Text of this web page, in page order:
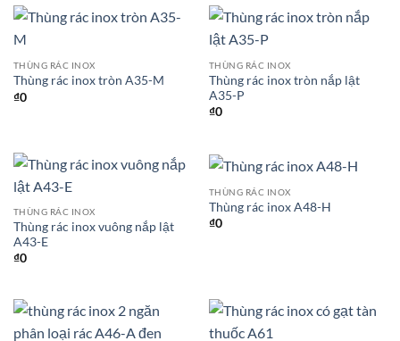
THÙNG RÁC INOX
Thùng rác inox tròn A35-M
₫0
THÙNG RÁC INOX
Thùng rác inox tròn nắp lật
A35-P
₫0
THÙNG RÁC INOX
Thùng rác inox vuông nắp lật
A43-E
₫0
THÙNG RÁC INOX
Thùng rác inox A48-H
₫0